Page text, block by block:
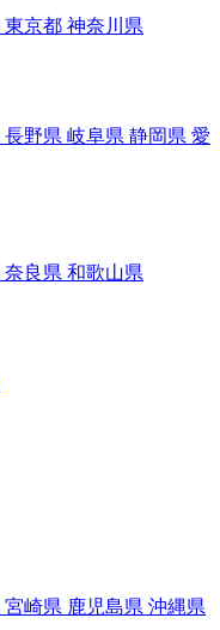
東京都 神奈川県
長野県 岐阜県 静岡県 愛
奈良県 和歌山県
宮崎県 鹿児島県 沖縄県